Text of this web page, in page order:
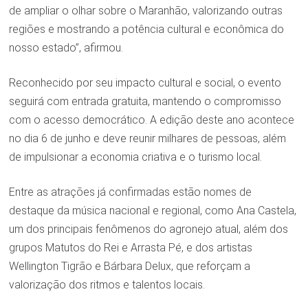
de ampliar o olhar sobre o Maranhão, valorizando outras
regiões e mostrando a potência cultural e econômica do
nosso estado”, afirmou.
Reconhecido por seu impacto cultural e social, o evento
seguirá com entrada gratuita, mantendo o compromisso
com o acesso democrático. A edição deste ano acontece
no dia 6 de junho e deve reunir milhares de pessoas, além
de impulsionar a economia criativa e o turismo local.
Entre as atrações já confirmadas estão nomes de
destaque da música nacional e regional, como Ana Castela,
um dos principais fenômenos do agronejo atual, além dos
grupos Matutos do Rei e Arrasta Pé, e dos artistas
Wellington Tigrão e Bárbara Delux, que reforçam a
valorização dos ritmos e talentos locais.